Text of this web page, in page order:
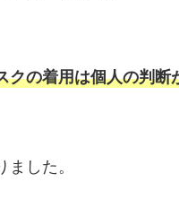
クの着用は個人の判断
ました。